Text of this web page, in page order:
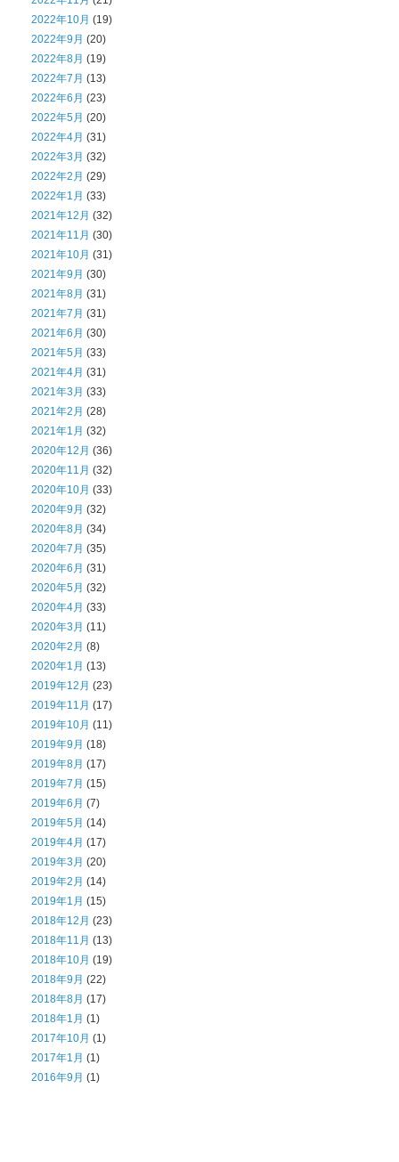
2022年10月 (19)
2022年9月 (20)
2022年8月 (19)
2022年7月 (13)
2022年6月 (23)
2022年5月 (20)
2022年4月 (31)
2022年3月 (32)
2022年2月 (29)
2022年1月 (33)
2021年12月 (32)
2021年11月 (30)
2021年10月 (31)
2021年9月 (30)
2021年8月 (31)
2021年7月 (31)
2021年6月 (30)
2021年5月 (33)
2021年4月 (31)
2021年3月 (33)
2021年2月 (28)
2021年1月 (32)
2020年12月 (36)
2020年11月 (32)
2020年10月 (33)
2020年9月 (32)
2020年8月 (34)
2020年7月 (35)
2020年6月 (31)
2020年5月 (32)
2020年4月 (33)
2020年3月 (11)
2020年2月 (8)
2020年1月 (13)
2019年12月 (23)
2019年11月 (17)
2019年10月 (11)
2019年9月 (18)
2019年8月 (17)
2019年7月 (15)
2019年6月 (7)
2019年5月 (14)
2019年4月 (17)
2019年3月 (20)
2019年2月 (14)
2019年1月 (15)
2018年12月 (23)
2018年11月 (13)
2018年10月 (19)
2018年9月 (22)
2018年8月 (17)
2018年1月 (1)
2017年10月 (1)
2017年1月 (1)
2016年9月 (1)